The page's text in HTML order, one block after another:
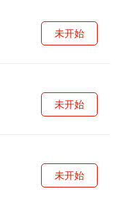
未开始
未开始
未开始